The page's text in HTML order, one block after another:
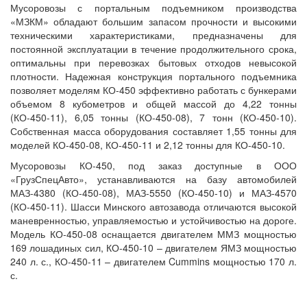
Мусоровозы с портальным подъемником производства
«МЗКМ» обладают большим запасом прочности и высокими
техническими характеристиками, предназначены для
постоянной эксплуатации в течение продолжительного срока,
оптимальны при перевозках бытовых отходов невысокой
плотности. Надежная конструкция портального подъемника
позволяет моделям КО-450 эффективно работать с бункерами
объемом 8 кубометров и общей массой до 4,22 тонны
(КО-450-11), 6,05 тонны (КО-450-08), 7 тонн (КО-450-10).
Собственная масса оборудования составляет 1,55 тонны для
моделей КО-450-08, КО-450-11 и 2,12 тонны для КО-450-10.
Мусоровозы КО-450, под заказ доступные в ООО
«ГрузСпецАвто», устанавливаются на базу автомобилей
МАЗ-4380 (КО-450-08), МАЗ-5550 (КО-450-10) и МАЗ-4570
(КО-450-11). Шасси Минского автозавода отличаются высокой
маневренностью, управляемостью и устойчивостью на дороге.
Модель КО-450-08 оснащается двигателем ММЗ мощностью
169 лошадиных сил, КО-450-10 – двигателем ЯМЗ мощностью
240 л. с., КО-450-11 – двигателем Cummins мощностью 170 л.
с.